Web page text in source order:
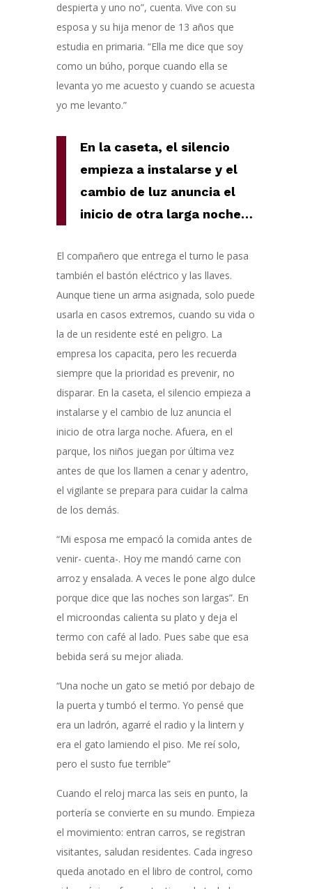
despierta y uno no”, cuenta. Vive con su
esposa y su hija menor de 13 años que
estudia en primaria. “Ella me dice que soy
como un búho, porque cuando ella se
levanta yo me acuesto y cuando se acuesta
yo me levanto.”
En la caseta, el silencio
empieza a instalarse y el
cambio de luz anuncia el
inicio de otra larga noche…
El compañero que entrega el turno le pasa
también el bastón eléctrico y las llaves.
Aunque tiene un arma asignada, solo puede
usarla en casos extremos, cuando su vida o
la de un residente esté en peligro. La
empresa los capacita, pero les recuerda
siempre que la prioridad es prevenir, no
disparar. En la caseta, el silencio empieza a
instalarse y el cambio de luz anuncia el
inicio de otra larga noche. Afuera, en el
parque, los niños juegan por última vez
antes de que los llamen a cenar y adentro,
el vigilante se prepara para cuidar la calma
de los demás.
“Mi esposa me empacó la comida antes de
venir- cuenta-. Hoy me mandó carne con
arroz y ensalada. A veces le pone algo dulce
porque dice que las noches son largas”. En
el microondas calienta su plato y deja el
termo con café al lado. Pues sabe que esa
bebida será su mejor aliada.
“Una noche un gato se metió por debajo de
la puerta y tumbó el termo. Yo pensé que
era un ladrón, agarré el radio y la lintern y
era el gato lamiendo el piso. Me reí solo,
pero el susto fue terrible”
Cuando el reloj marca las seis en punto, la
portería se convierte en su mundo. Empieza
el movimiento: entran carros, se registran
visitantes, saludan residentes. Cada ingreso
queda anotado en el libro de control, como